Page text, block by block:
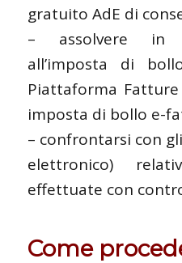
gratuito AdE di
– assolvere in
all’imposta di
Piattaforma
imposta di bollo e-
– confrontarsi con
elettronico)
effettuate con
Come